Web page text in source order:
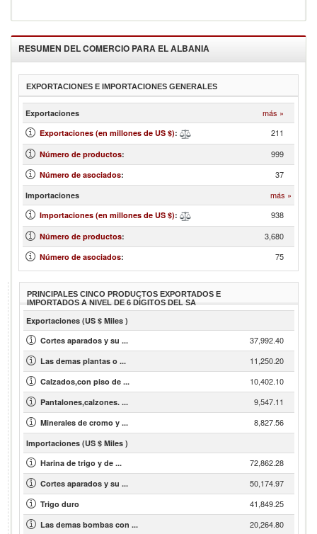
RESUMEN DEL COMERCIO PARA ELALBANIA
EXPORTACIONES E IMPORTACIONES GENERALES
Exportaciones más »
Exportaciones (en millones de US $): 211
Número de productos: 999
Número de asociados: 37
Importaciones más »
Importaciones (en millones de US $): 938
Número de productos: 3,680
Número de asociados: 75
PRINCIPALES CINCO PRODUCTOS EXPORTADOS E
IMPORTADOS A NIVEL DE 6 DÍGITOS DEL SA
Exportaciones (US $ Miles )
Cortes aparados y su ...
37,992.40
Las demas plantas o ... 11,250.20
Calzados,con piso de ... 10,402.10
Pantalones,calzones. ... 9,547.11
Minerales de cromo y ... 8,827.56
Importaciones (US $ Miles )
Harina de trigo y de ...
72,862.28
Cortes aparados y su ... 50,174.97
Trigo duro 41,849.25
Las demas bombas con ... 20,264.80